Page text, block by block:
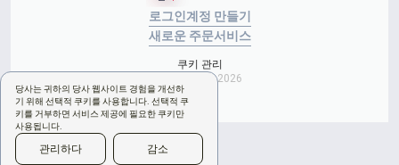
당사는 귀하의 당사 웹사이트 경험을 개선하
기 위해 선택적 쿠키를 사용합니다. 선택적 쿠
키를 거부하면 서비스 제공에 필요한 쿠키만
사용됩니다.
관리하다 감소
로그인계정 만들기
새로운 주문서비스
쿠키 관리
Copyright © 2026